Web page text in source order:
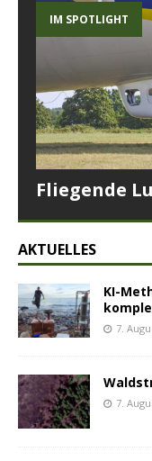
IM SPOTLIGHT
Fliegende
AKTUELLES
KI-
7.
7.